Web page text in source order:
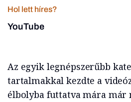
Hol lett híres?
YouTube
Az egyik legnépszerűbb
tartalmakkal kezdte a
élbolyba futtatva mára már